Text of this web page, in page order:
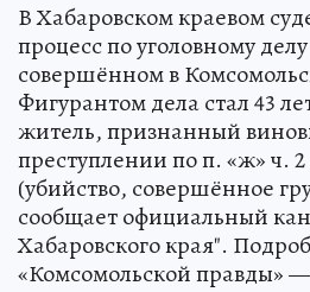
В Хабаровском краевом
процесс по уголовному
совершённом в
Фигурантом дела стал 43
житель, признанный
преступлении по п. «ж» ч.
(убийство, совершённое
сообщает официальный
Хабаровского края".
«Комсомольской правды»